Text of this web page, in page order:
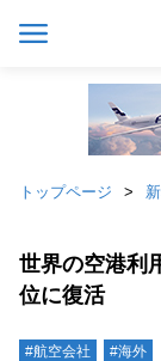
トップページ
世界の空港利
位に復活
#航空会社 #海外